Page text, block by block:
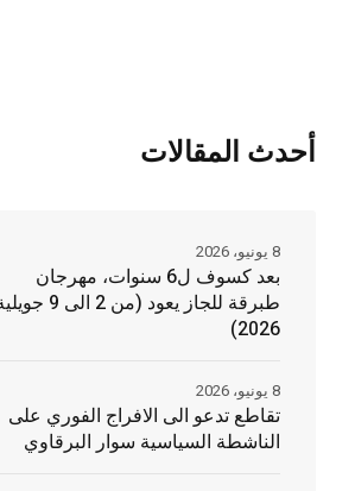
أحدث المقالات
بعد كسوف ل6 سنوات، مهرجان
طبرقة للجاز يعود (من 2 الى 9
2026)
8 يونيو، 2026
تقاطع تدعو الى الافراج الفوري على
الناشطة السياسية سوار البرقاوي
8 يونيو، 2026